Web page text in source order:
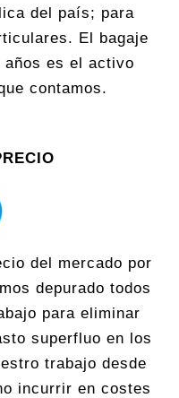
del país; para
El bagaje
años es el activo
contamos.
del mercado por
depurado todos
para eliminar
superfluo en los
trabajo desde
incurrir en costes